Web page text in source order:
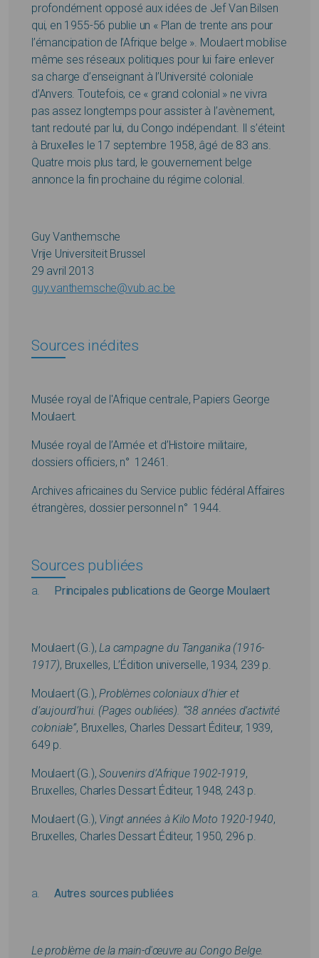
profondément opposé aux idées de Jef Van Bilsen
qui, en 1955-56 publie un « Plan de trente ans pour
l’émancipation de l’Afrique belge ». Moulaert mobilise
même ses réseaux politiques pour lui faire enlever
sa charge d’enseignant à l’Université coloniale
d’Anvers. Toutefois, ce « grand colonial » ne vivra
pas assez longtemps pour assister à l’avènement,
tant redouté par lui, du Congo indépendant. Il s’éteint
à Bruxelles le 17 septembre 1958, âgé de 83 ans.
Quatre mois plus tard, le gouvernement belge
annonce la fin prochaine du régime colonial.
Guy Vanthemsche
Vrije Universiteit Brussel
29 avril 2013
guy.vanthemsche@vub.ac.be
Sources inédites
Musée royal de l'Afrique centrale, Papiers George
Moulaert.
Musée royal de l’Armée et d’Histoire militaire,
dossiers officiers, n° 12461.
Archives africaines du Service public fédéral Affaires
étrangères, dossier personnel n° 1944.
Sources publiées
Principales publications de George Moulaert
Moulaert (G.), La campagne du Tanganika (1916-
1917), Bruxelles, L’Édition universelle, 1934, 239 p.
Moulaert (G.), Problèmes coloniaux d’hier et
d’aujourd’hui. (Pages oubliées). “38 années d’activité
coloniale”, Bruxelles, Charles Dessart Éditeur, 1939,
649 p.
Moulaert (G.),Souvenirs d’Afrique 1902-1919,
Bruxelles, Charles Dessart Éditeur, 1948, 243 p.
Moulaert (G.), Vingt années à Kilo Moto 1920-1940,
Bruxelles, Charles Dessart Éditeur, 1950, 296 p.
Autres sources publiées
Le problème de la main-d'œuvre au Congo Belge.